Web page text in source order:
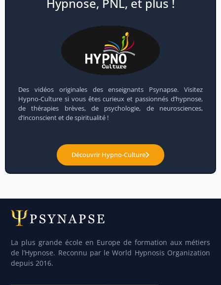
Des vidéos originales des enseignants Psynapse. Visitez
Hypno-Culture si vous êtes curieux et passionnés d’hypnose,
de thérapies brèves, de psychologie, de neurosciences,
d’inconscient et de spiritualité !
Découvrir Hypno-Culture
La plus grande école en Europe de formation aux métiers
de l’Hypnose. Reconnu par le World Hypnosis Organization
depuis 2016.